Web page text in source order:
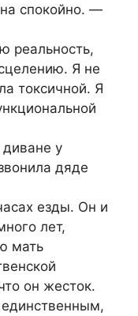
спокойно. —
реальность,
Я не
токсичной. Я
диване у
дяде
езды. Он и
лет,
мать
он жесток.